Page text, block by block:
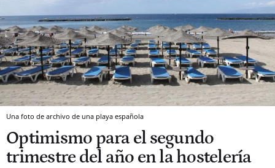
Una foto de archivo de una playa española
Optimismo para el segundo
trimestre del año en la hostelería